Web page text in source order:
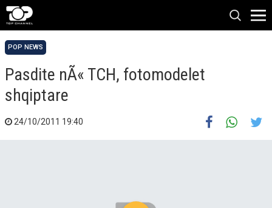
POP NEWS
Pasdite nÃ« TCH, fotomodelet
shqiptare
24/10/2011 19:40